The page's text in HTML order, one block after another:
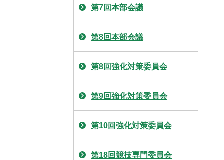
第7回本部会議
第8回本部会議
第8回強化対策委員会
第9回強化対策委員会
第10回強化対策委員会
第18回競技専門委員会